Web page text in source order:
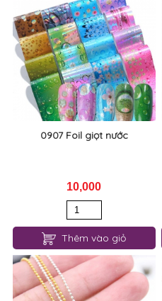
0907 Foil giọt nước
10,000
Thêm vào giỏ